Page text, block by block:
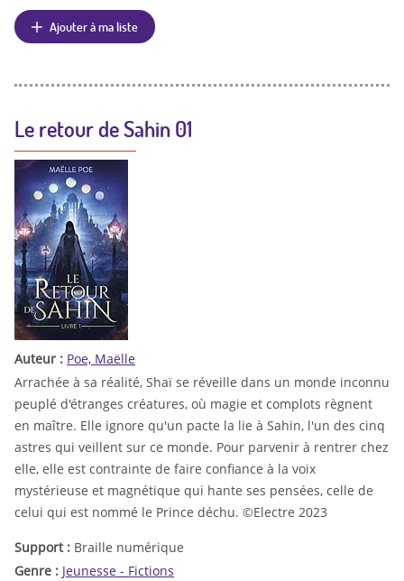
Ajouter à ma liste
Le retour de Sahin 01
Auteur : Poe, Maëlle
Arrachée à sa réalité, Shaï se réveille dans un monde inconnu
peuplé d'étranges créatures, où magie et complots règnent
en maître. Elle ignore qu'un pacte la lie à Sahin, l'un des cinq
astres qui veillent sur ce monde. Pour parvenir à rentrer chez
elle, elle est contrainte de faire confiance à la voix
mystérieuse et magnétique qui hante ses pensées, celle de
celui qui est nommé le Prince déchu. ©Electre 2023
Support : Braille numérique
Genre : Jeunesse - Fictions